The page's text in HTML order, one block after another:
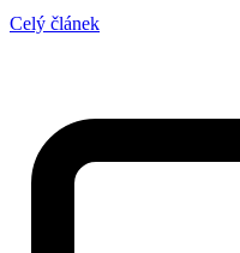
Celý článek